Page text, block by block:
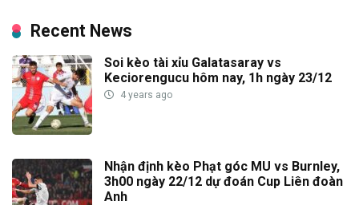
Recent News
Soi kèo tài xỉu Galatasaray vs
Keciorengucu hôm nay, 1h ngày 23/12
4 years ago
Nhận định kèo Phạt góc MU vs Burnley,
3h00 ngày 22/12 dự đoán Cup Liên đoàn
Anh